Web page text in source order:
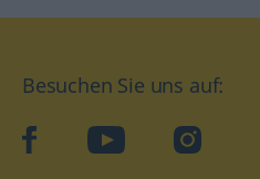
Besuchen Sie uns auf:
facebookYouTube Instagram